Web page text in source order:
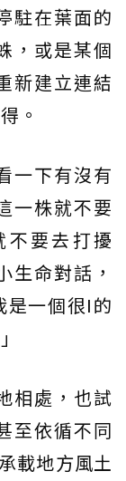
駐在葉面的
，或是某個
新建立連結
。
一下有沒有
一株就不要
不要去打擾
生命對話，
是一個很I的
相處，也試
至依循不同
載地方風土